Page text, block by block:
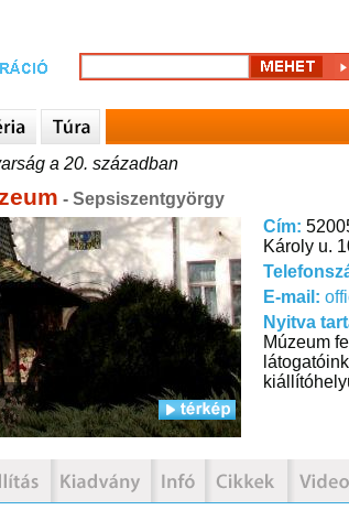
a 20. században
- Sepsiszentgyörgy
Cím:
Károly u.
E-mail:
Nyitva
Múzeum